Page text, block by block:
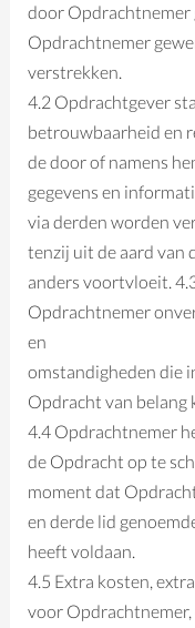
door Opdrachtnemer
Opdrachtnemer
verstrekken.
4.2 Opdrachtgever
betrouwbaarheid en
de door of namens
gegevens en
via derden worden
tenzij uit de aard van
anders voortvloeit.
Opdrachtnemer
en
omstandigheden die
Opdracht van belang
4.4 Opdrachtnemer
de Opdracht op te
moment dat
en derde lid
heeft voldaan.
4.5 Extra kosten,
voor